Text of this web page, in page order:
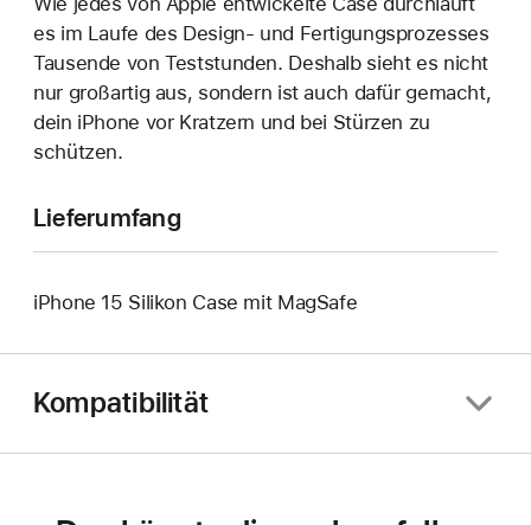
es im Laufe des Design‑ und Fertigungs­prozesses
Tausende von Teststunden. Deshalb sieht es nicht
nur großartig aus, sondern ist auch dafür gemacht,
dein iPhone vor Kratzern und bei Stürzen zu
schützen.
Lieferumfang
iPhone 15 Silikon Case mit MagSafe
Kompatibilität